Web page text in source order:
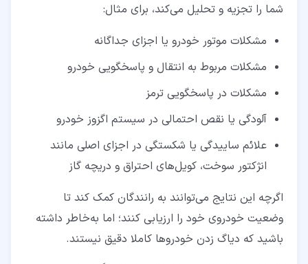
شما را تجزیه و تحلیل می‌کند، برای مثال:
مشکلات موتور خودرو یا اجزای جداگانه
مشکلات مربوط به انتقال و پاسخگویی خودرو
مشکلات در پاسخگویی ترمز
آلودگی یا نقص احتمالی در سیستم اگزوز خودرو
علائم ساییدگی یا شکستگی در اجزای اصلی مانند
انژکتور سوخت، کویل‌های احتراق و دریچه گاز
اگرچه این نتایج می‌توانند به رانندگان کمک کند تا
وضعیت خودروی خود را ارزیابی کنند؛ اما به‌خاطر داشته
باشید که دیاگ زدن خودروها کاملا دقیق نیستند.